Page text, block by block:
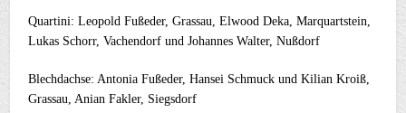
Quartini: Leopold Fußeder, Grassau, Elwood Deka, Marquartstein,
Lukas Schorr, Vachendorf und Johannes Walter, Nußdorf
Blechdachse: Antonia Fußeder, Hansei Schmuck und Kilian Kroiß,
Grassau, Anian Fakler, Siegsdorf